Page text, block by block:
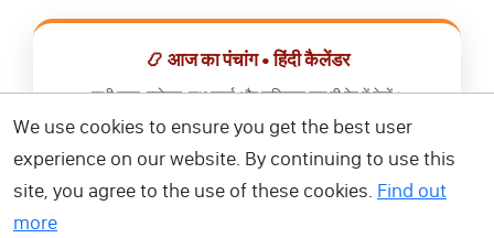
📿 आज का पंचांग • हिंदी कैलेंडर
सभी व्रत, त्योहार, शुभ मुहूर्त और राशिफल एक ही ऐप में देखें।
📅 हिंदी कैलेंडर ऐप डाउनलोड करें
We use cookies to ensure you get the best user
experience on our website. By continuing to use this
site, you agree to the use of these cookies. Find out
more